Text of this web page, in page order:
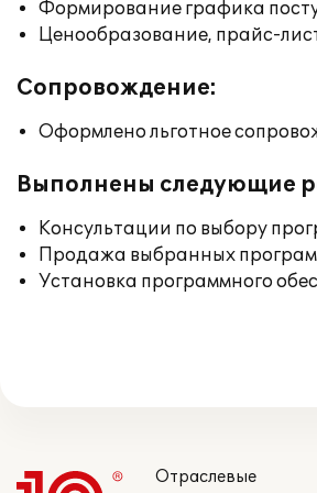
Формирование графика
Ценообразование, прайс-
Сопровождение:
Оформлено льготное
Выполнены следующие
Консультации по выбору
Продажа выбранных
Установка программного
Отраслевые